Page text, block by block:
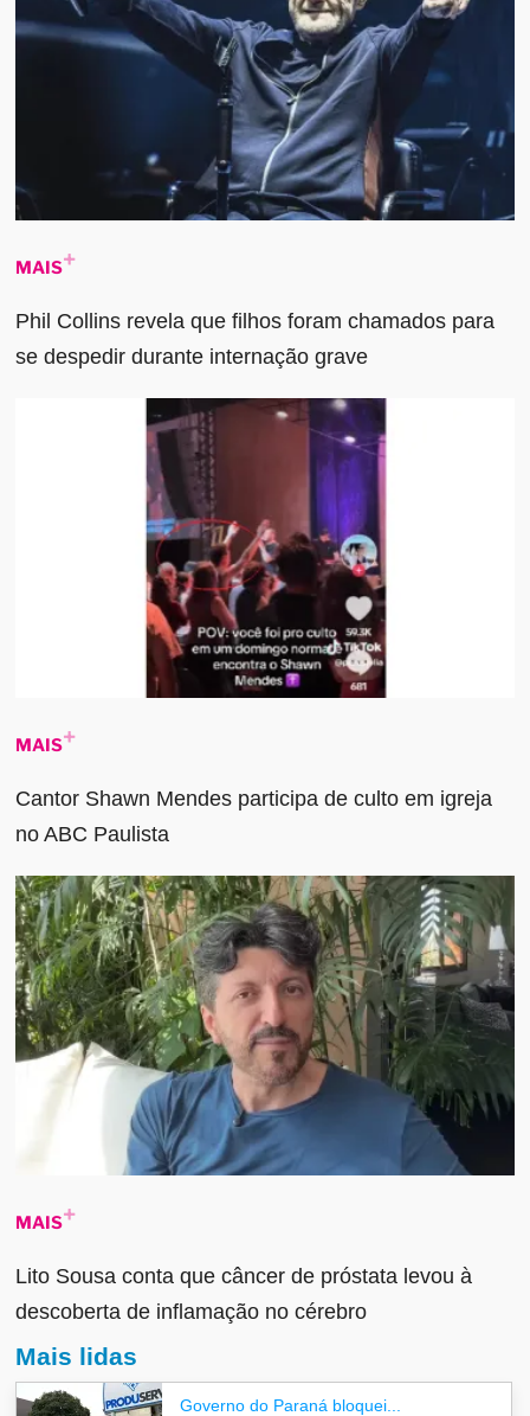
MAIS
Phil Collins revela que filhos foram chamados para
se despedir durante internação grave
MAIS
Cantor Shawn Mendes participa de culto em igreja
no ABC Paulista
MAIS
Lito Sousa conta que câncer de próstata levou à
descoberta de inflamação no cérebro
Mais lidas
Governo do Paraná bloquei...